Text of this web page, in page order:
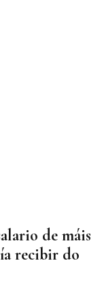
de máis
recibir do